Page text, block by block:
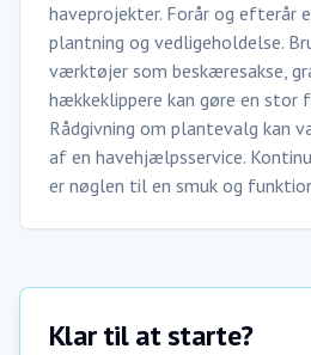
haveprojekter. Forår og efterår
plantning og vedligeholdelse.
værktøjer som beskæresakse,
hækkeklippere kan gøre en stor
Rådgivning om plantevalg kan
af en havehjælpsservice.
er nøglen til en smuk og
Klar til at starte?